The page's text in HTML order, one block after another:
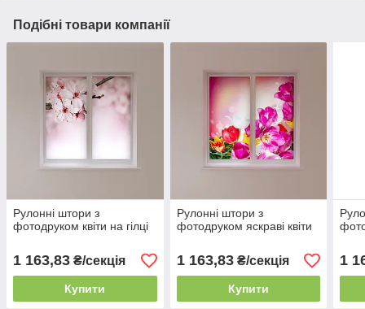
Подібні товари компанії
Рулонні штори з
фотодруком квіти на гілці
1 163,83 ₴/секція
Купити
Рулонні штори з
фотодруком яскраві квіти
1 163,83₴/секція
Купити
1